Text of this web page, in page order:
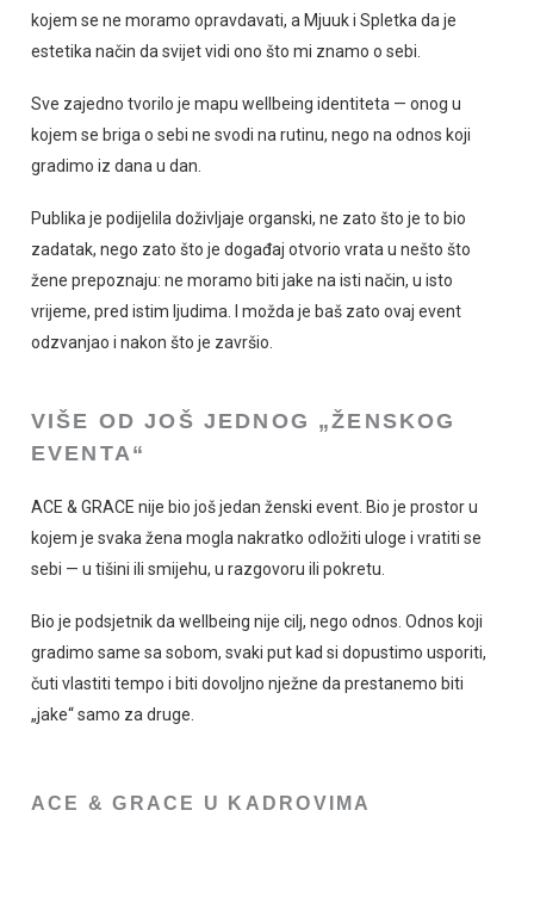
kojem se ne moramo opravdavati, a Mjuuk i Spletka da je
estetika način da svijet vidi ono što mi znamo o sebi.
Sve zajedno tvorilo je mapu wellbeing identiteta — onog u
kojem se briga o sebi ne svodi na rutinu, nego na odnos koji
gradimo iz dana u dan.
Publika je podijelila doživljaje organski, ne zato što je to bio
zadatak, nego zato što je događaj otvorio vrata u nešto što
žene prepoznaju: ne moramo biti jake na isti način, u isto
vrijeme, pred istim ljudima. I možda je baš zato ovaj event
odzvanjao i nakon što je završio.
VIŠE OD JOŠ JEDNOG „ŽENSKOG
EVENTA“
ACE & GRACE nije bio još jedan ženski event. Bio je prostor u
kojem je svaka žena mogla nakratko odložiti uloge i vratiti se
sebi — u tišini ili smijehu, u razgovoru ili pokretu.
Bio je podsjetnik da wellbeing nije cilj, nego odnos. Odnos koji
gradimo same sa sobom, svaki put kad si dopustimo usporiti,
čuti vlastiti tempo i biti dovoljno nježne da prestanemo biti
„jake“ samo za druge.
ACE & GRACE U KADROVIMA